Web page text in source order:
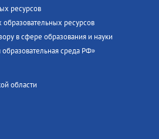
ресурсов
ресурсов
в сфере образования и науки
среда РФ»
области